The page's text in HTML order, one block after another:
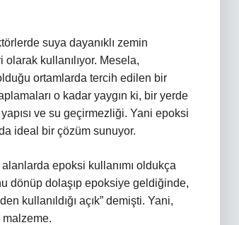
suya dayanıklı zemin
kullanılıyor. Mesela,
ortamlarda tercih edilen bir
o kadar yaygın ki, bir yerde
ve su geçirmezliği. Yani epoksi
ideal bir çözüm sunuyor.
epoksi kullanımı oldukça
dönüp dolaşıp epoksiye geldiğinde,
kullanıldığı açık” demişti. Yani,
malzeme.